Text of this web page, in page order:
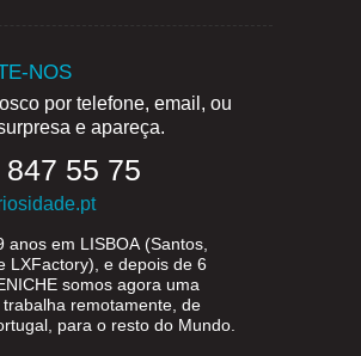
NOS
por telefone, email, ou
e apareça.
847 55 75
anos em LISBOA(Santos,
LXFactory), e depois de 6
somos agora uma
remotamente, de
para o resto do Mundo.